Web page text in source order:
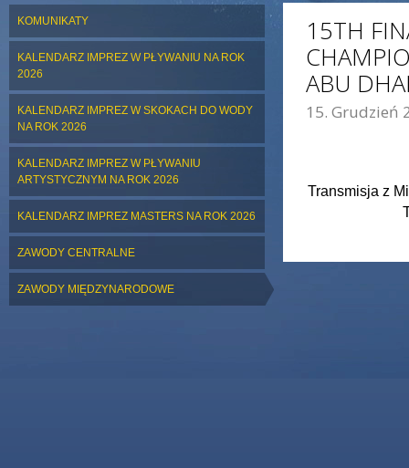
KOMUNIKATY
KALENDARZ IMPREZ W PŁYWANIU NA ROK
2026
KALENDARZ IMPREZ W SKOKACH DO WODY
NA ROK 2026
KALENDARZ IMPREZ W PŁYWANIU
ARTYSTYCZNYM NA ROK 2026
KALENDARZ IMPREZ MASTERS NA ROK 2026
ZAWODY CENTRALNE
ZAWODY MIĘDZYNARODOWE
15TH
ABU
15. Grudzień
Transmisja z